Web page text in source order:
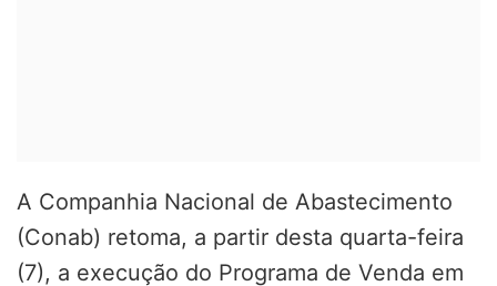
A Companhia Nacional de Abastecimento
(Conab) retoma, a partir desta quarta-feira
(7), a execução do Programa de Venda em